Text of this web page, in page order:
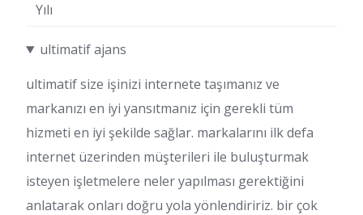
Yılı
ultimatif ajans
ultimatif size işinizi internete taşımanız ve
markanızı en iyi yansıtmanız için gerekli tüm
hizmeti en iyi şekilde sağlar. markalarını ilk defa
internet üzerinden müşterileri ile buluşturmak
isteyen işletmelere neler yapılması gerektiğini
anlatarak onları doğru yola yönlendiririz. bir çok